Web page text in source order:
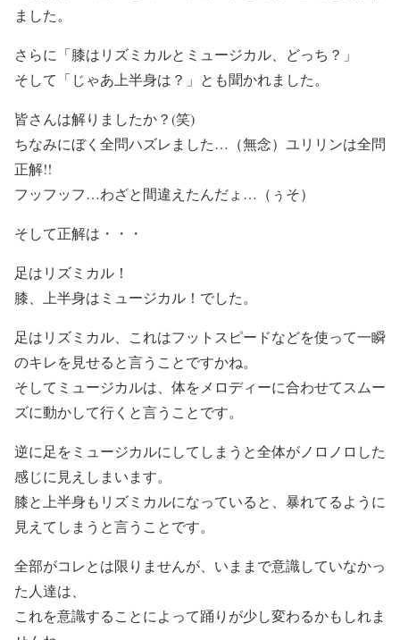
ました。
さらに「膝はリズミカルとミュージカル、どっち？」
そして「じゃあ上半身は？」とも聞かれました。
皆さんは解りましたか？(笑)
ちなみにぼく全問ハズレました…（無念）ユリリンは全問
正解!!
フッフッフ…わざと間違えたんだょ…（ぅそ）
そして正解は・・・
足はリズミカル！
膝、上半身はミュージカル！でした。
足はリズミカル、これはフットスピードなどを使って一瞬
のキレを見せると言うことですかね。
そしてミュージカルは、体をメロディーに合わせてスムー
ズに動かして行くと言うことです。
逆に足をミュージカルにしてしまうと全体がノロノロした
感じに見えしまいます。
膝と上半身もリズミカルになっていると、暴れてるように
見えてしまうと言うことです。
全部がコレとは限りませんが、いままで意識していなかっ
た人達は、
これを意識することによって踊りが少し変わるかもしれま